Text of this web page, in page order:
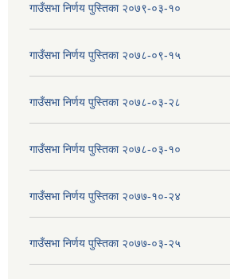
गाउँसभा निर्णय पुस्तिका २०७९-०३-१०
गाउँसभा निर्णय पुस्तिका २०७८-०९-१५
गाउँसभा निर्णय पुस्तिका २०७८-०३-२८
गाउँसभा निर्णय पुस्तिका २०७८-०३-१०
गाउँसभा निर्णय पुस्तिका २०७७-१०-२४
गाउँसभा निर्णय पुस्तिका २०७७-०३-२५